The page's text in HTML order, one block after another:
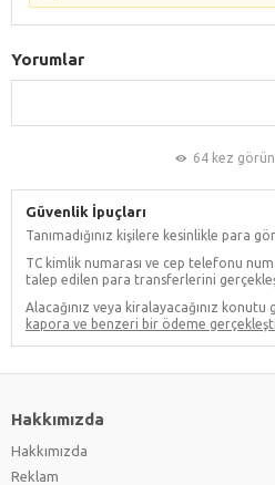
Yorumlar
64 kez
Güvenlik İpuçları
Tanımadığınız kişilere kesinlikle para
TC kimlik numarası ve cep telefonu
talep edilen para transferlerini
Alacağınız veya kiralayacağınız konutu
kapora ve benzeri bir ödeme
Hakkımızda
Hakkımızda
Reklam